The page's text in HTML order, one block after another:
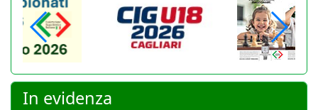
In evidenza